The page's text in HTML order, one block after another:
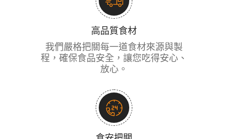
高品質食材
我們嚴格把關每一道食材來源與製
程，確保食品安全，讓您吃得安心、
放心。